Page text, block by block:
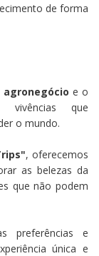
de forma
agronegócio e o
vivências que
o mundo.
, oferecemos
as belezas da
que não podem
preferências e
única e